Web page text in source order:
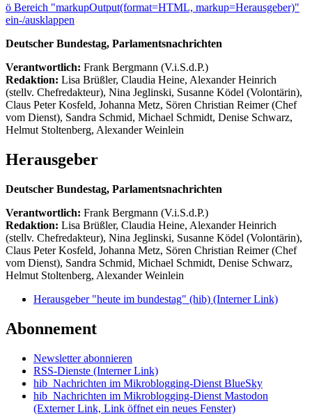
ö Bereich "markupOutput(format=HTML, markup=Herausgeber)"
ein-/ausklappen
Deutscher Bundestag, Parlamentsnachrichten
Verantwortlich: Frank Bergmann (V.i.S.d.P.)
Redaktion: Lisa Brüßler, Claudia Heine, Alexander Heinrich
(stellv. Chefredakteur), Nina Jeglinski, Susanne Ködel (Volontärin),
Claus Peter Kosfeld, Johanna Metz, Sören Christian Reimer (Chef
vom Dienst), Sandra Schmid, Michael Schmidt, Denise Schwarz,
Helmut Stoltenberg, Alexander Weinlein
Herausgeber
Deutscher Bundestag, Parlamentsnachrichten
Verantwortlich: Frank Bergmann (V.i.S.d.P.)
Redaktion: Lisa Brüßler, Claudia Heine, Alexander Heinrich
(stellv. Chefredakteur), Nina Jeglinski, Susanne Ködel (Volontärin),
Claus Peter Kosfeld, Johanna Metz, Sören Christian Reimer (Chef
vom Dienst), Sandra Schmid, Michael Schmidt, Denise Schwarz,
Helmut Stoltenberg, Alexander Weinlein
Herausgeber "heute im bundestag" (hib) (Interner Link)
Abonnement
Newsletter abonnieren
RSS-Dienste (Interner Link)
hib_Nachrichten im Mikroblogging-Dienst BlueSky
hib_Nachrichten im Mikroblogging-Dienst Mastodon
(Externer Link, Link öffnet ein neues Fenster)